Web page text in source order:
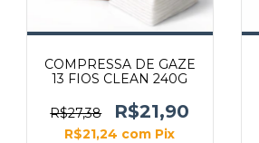
COMPRESSA DE GAZE
13 FIOS CLEAN 240G
R$27,38 R$21,90
R$21,24 com Pix